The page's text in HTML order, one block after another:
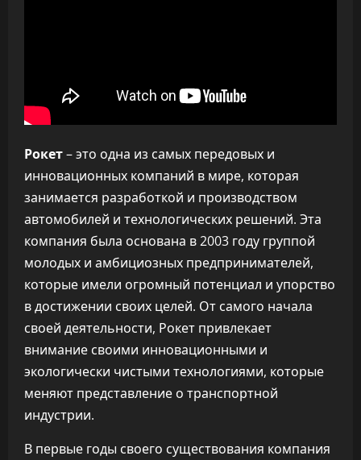
Рокет– это одна из самых передовых и
инновационных компаний в мире, которая
занимается разработкой и производством
автомобилей и технологических решений. Эта
компания была основана в 2003 году группой
молодых и амбициозных предпринимателей,
которые имели огромный потенциал и упорство
в достижении своих целей. От самого начала
своей деятельности, Рокет привлекает
внимание своими инновационными и
экологически чистыми технологиями, которые
меняют представление о транспортной
индустрии.
В первые годы своего существования компания